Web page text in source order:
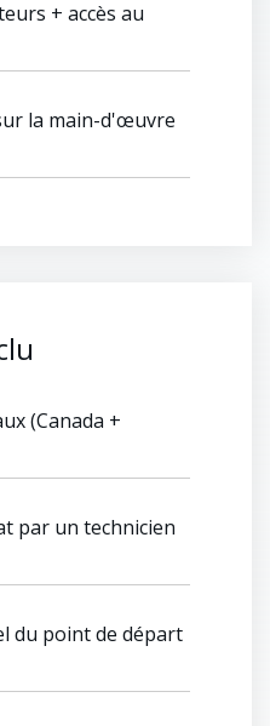
+ accès au
la main-d'œuvre
(Canada +
par un technicien
du point de départ